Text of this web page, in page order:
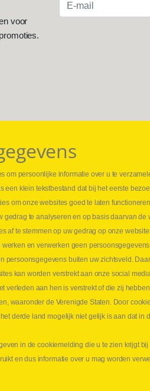
voor
om persoonlijke informatie over u te
klein tekstbestand dat bij het eerste
om onze websites goed te laten
te analyseren en op basis daarvan de
af te stemmen op uw gedrag op onze
en verwerken geen
buiten uw zichtsveld.
kan worden verstrekt aan onze social
aan hen is verstrekt of die zij
waaronder de Verenigde Staten. Door
derde land mogelijk niet gelijk is aan dat in
in de cookiemelding die u te zien krijgt
en dus informatie over u mag worden